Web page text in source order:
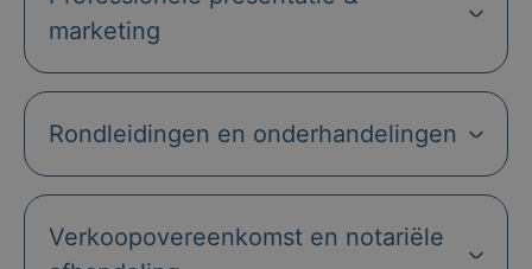
marketing
Rondleidingen en onderhandelingen
Verkoopovereenkomst en notariële